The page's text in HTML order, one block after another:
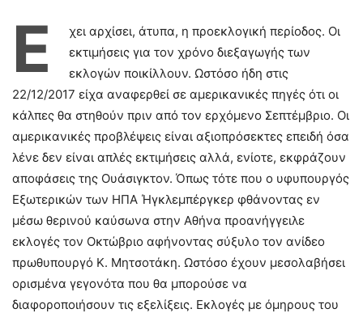
Έ
χει αρχίσει, άτυπα, η προεκλογική περίοδος. Οι
εκτιμήσεις για τον χρόνο διεξαγωγής των
εκλογών ποικίλλουν. Ωστόσο ήδη στις
22/12/2017 είχα αναφερθεί σε αμερικανικές πηγές ότι οι
κάλπες θα στηθούν πριν από τον ερχόμενο Σεπτέμβριο. Οι
αμερικανικές προβλέψεις είναι αξιοπρόσεκτες επειδή όσα
λένε δεν είναι απλές εκτιμήσεις αλλά, ενίοτε, εκφράζουν
αποφάσεις της Ουάσιγκτον. Όπως τότε που ο υφυπουργός
Εξωτερικών των ΗΠΑ Ήγκλεμπέργκερ φθάνοντας εν
μέσω θερινού καύσωνα στην Αθήνα προανήγγειλε
εκλογές τον Οκτώβριο αφήνοντας σύξυλο τον ανίδεο
πρωθυπουργό Κ. Μητσοτάκη. Ωστόσο έχουν μεσολαβήσει
ορισμένα γεγονότα που θα μπορούσε να
διαφοροποιήσουν τις εξελίξεις. Εκλογές με όμηρους του